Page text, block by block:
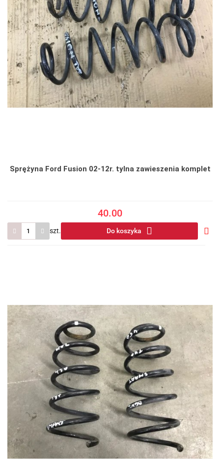
Sprężyna Ford Fusion 02-12r. tylna zawieszenia komplet
40.00
szt. Do koszyka